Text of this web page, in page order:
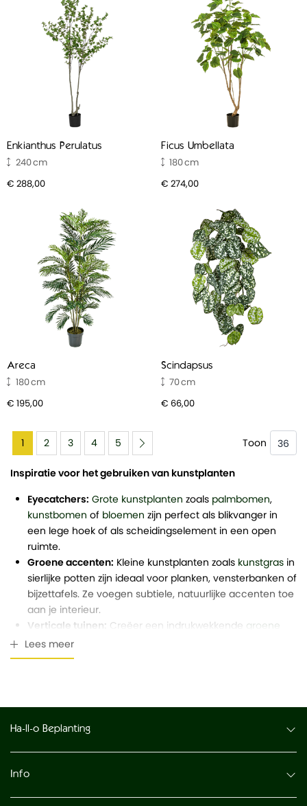
Enkianthus Perulatus
240
€ 288,00
Ficus Umbellata
180
€ 274,00
Areca
180
€ 195,00
Scindapsus
70
€ 66,00
1 2 3 4 5 Toon
Inspiratie voor het gebruiken van kunstplanten
Eyecatchers: Grote kunstplanten zoals palmbomen,
kunstbomen of bloemen zijn perfect als blikvanger in
een lege hoek of als scheidingselement in een open
ruimte.
Groene accenten: Kleine kunstplanten zoals kunstgras in
sierlijke potten zijn ideaal voor planken, vensterbanken of
bijzettafels. Ze voegen subtiele, natuurlijke accenten toe
aan je interieur.
Verticale tuinen: Creëer een indrukwekkende groene
wand met kunstplanten
kantoren en moderne woonruimtes, waar het zorgt voor
Kwaliteit die je niet van echt kunt onderscheiden
geavanceerde productietechnieken zijn de bladeren, stelen
en zelfs nerven zo realistisch dat ze nauwelijks van echte
Lees meer
Ha-ll-o Beplanting
Info